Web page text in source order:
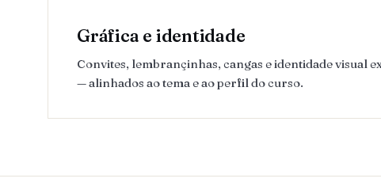
Gráfica e identidade
Convites, lembrançinhas, cangas e identidade visual
— alinhados ao tema e ao perfil do curso.